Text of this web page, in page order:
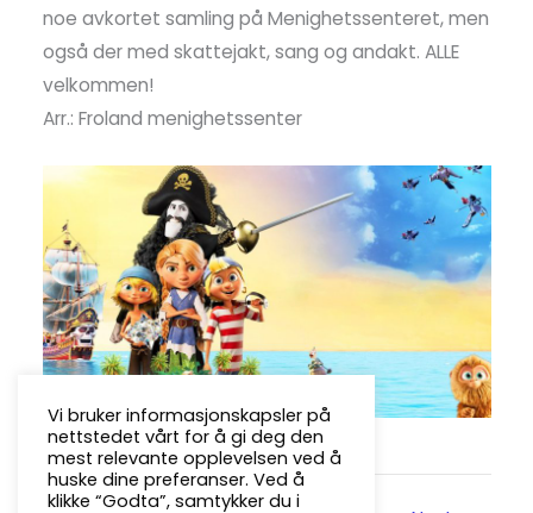
noe avkortet samling på Menighetssenteret, men
også der med skattejakt, sang og andakt. ALLE
velkommen!
Arr.: Froland menighetssenter
Vi bruker informasjonskapsler på
nettstedet vårt for å gi deg den
mest relevante opplevelsen ved å
huske dine preferanser. Ved å
klikke “Godta”, samtykker du i